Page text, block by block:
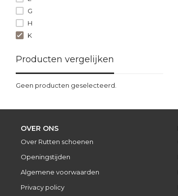
G
H
K
Producten vergelijken
Geen producten geselecteerd.
OVER ONS
Over Rutten schoenen
Openingstijden
Algemene voorwaarden
Privacy policy